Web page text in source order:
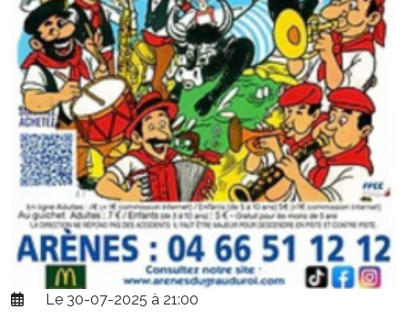
Le 30-07-2025 à 21:00